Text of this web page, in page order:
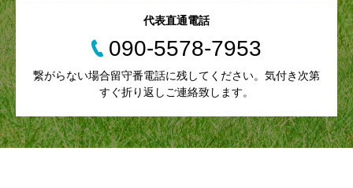
代表直通電話
090-5578-7953
繋がらない場合留守番電話に残してください。気付き次第
すぐ折り返しご連絡致します。